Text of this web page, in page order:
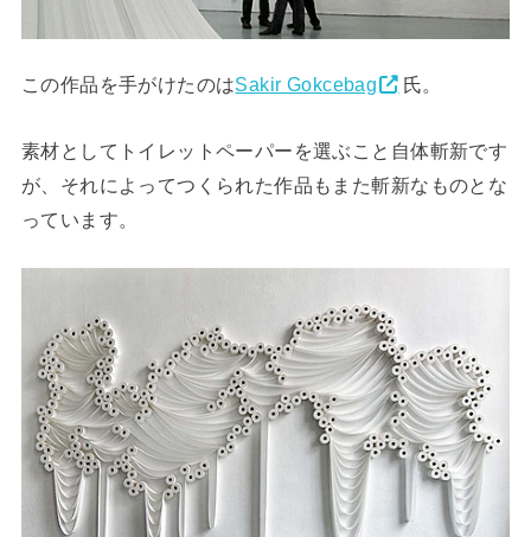
この作品を手がけたのはSakir Gokcebag 氏。
素材としてトイレットペーパーを選ぶこと自体斬新です
が、それによってつくられた作品もまた斬新なものとな
っています。